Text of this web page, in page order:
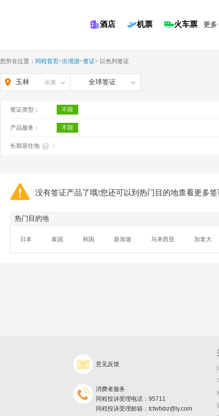
酒店 机票 火车票 更多
您所在位置： 同程首页>出境游>签证> 以色列签证
玉林 出发 全球签证
签证类型： 不限
产品服务： 不限
长期居住地 ：
没有签证产品了哦!您还可以到热门目的地查看更多
热门目的地
日本 泰国 韩国 新加坡 马来西亚 加拿大
意见反馈
消费者服务
同程投诉受理电话：95711
同程投诉受理邮箱：tcfwfxbz@ly.com